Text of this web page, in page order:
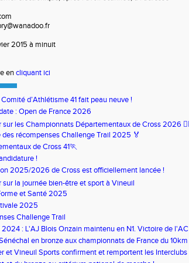
2015 à minuit
encliquant ici
d’Athlétisme 41 fait peau neuve !
: Open de France 2026
sur les Championnats Départementaux de Cross 2026
des récompenses Challenge Trail 2025 🏅
de Cross 41🏃
!
2025/2026 de Cross est officiellement lancée !
sur la journée bien-être et sport à Vineuil
et Santé 2025
2025
Challenge Trail
2024 : L'AJ Blois Onzain maintenu en N1. Victoire de l'AC
en N2Ben bronze aux championnats de France du 10km
et Vineuil Sports confirment et remportent les Interclubs